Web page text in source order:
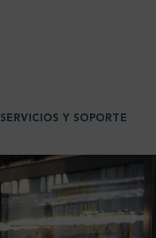
SERVICIOS Y SOPORTE